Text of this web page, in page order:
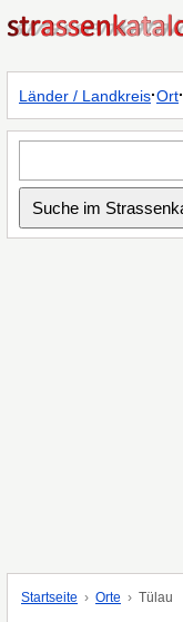
Länder / Landkreis·Ort·
Startseite Orte Tülau